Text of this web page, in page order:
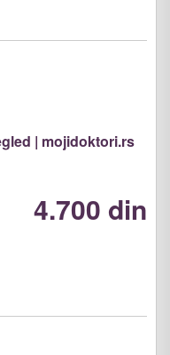
| mojidoktori.rs
4.700 din